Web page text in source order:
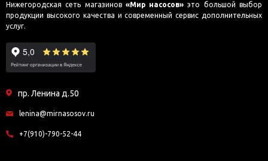
Нижегородская сеть магазинов «Мир насосов» это большой выбор
продукции высокого качества и современный сервис дополнительных
услуг.
пр. Ленина д.50
lenina@mirnasosov.ru
+7(910)-790-52-44